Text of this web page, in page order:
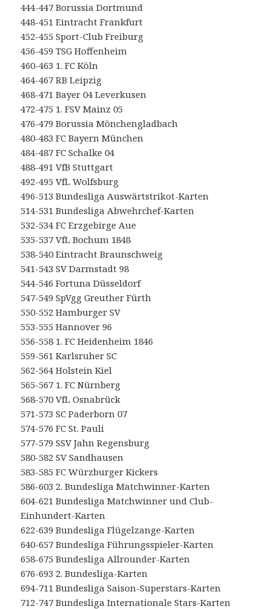
444-447 Borussia Dortmund
448-451 Eintracht Frankfurt
452-455 Sport-Club Freiburg
456-459 TSG Hoffenheim
460-463 1. FC Köln
464-467 RB Leipzig
468-471 Bayer 04 Leverkusen
472-475 1. FSV Mainz 05
476-479 Borussia Mönchengladbach
480-483 FC Bayern München
484-487 FC Schalke 04
488-491 VfB Stuttgart
492-495 VfL Wolfsburg
496-513 Bundesliga Auswärtstrikot-Karten
514-531 Bundesliga Abwehrchef-Karten
532-534 FC Erzgebirge Aue
535-537 VfL Bochum 1848
538-540 Eintracht Braunschweig
541-543 SV Darmstadt 98
544-546 Fortuna Düsseldorf
547-549 SpVgg Greuther Fürth
550-552 Hamburger SV
553-555 Hannover 96
556-558 1. FC Heidenheim 1846
559-561 Karlsruher SC
562-564 Holstein Kiel
565-567 1. FC Nürnberg
568-570 VfL Osnabrück
571-573 SC Paderborn 07
574-576 FC St. Pauli
577-579 SSV Jahn Regensburg
580-582 SV Sandhausen
583-585 FC Würzburger Kickers
586-603 2. Bundesliga Matchwinner-Karten
604-621 Bundesliga Matchwinner und Club-
Einhundert-Karten
622-639 Bundesliga Flügelzange-Karten
640-657 Bundesliga Führungsspieler-Karten
658-675 Bundesliga Allrounder-Karten
676-693 2. Bundesliga-Karten
694-711 Bundesliga Saison-Superstars-Karten
712-747 Bundesliga Internationale Stars-Karten